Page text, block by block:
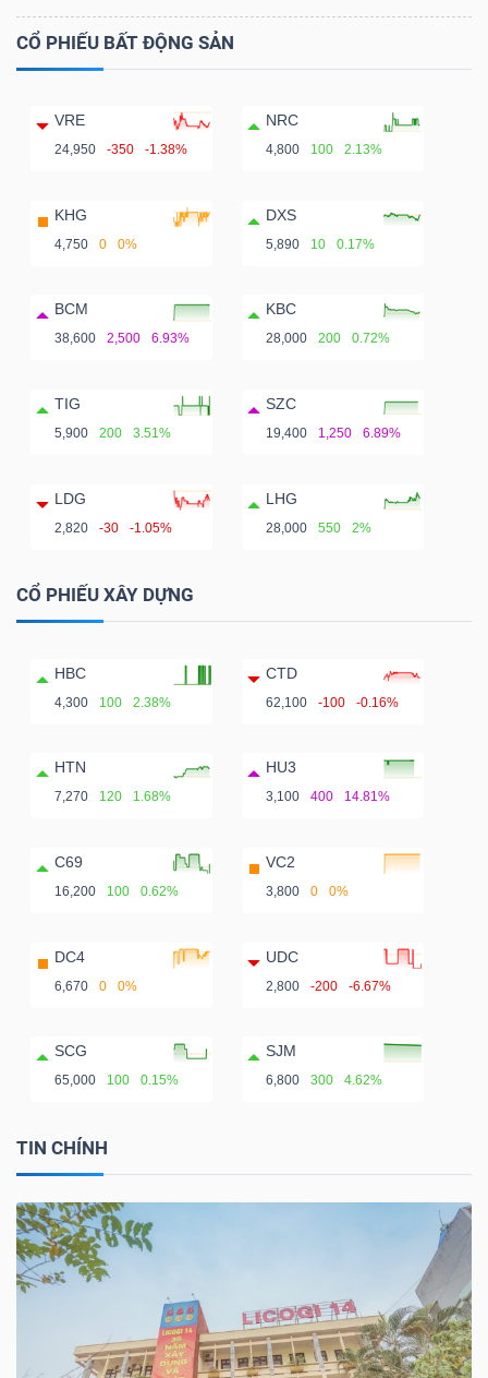
CỔ PHIẾU BẤT ĐỘNG SẢN
VRE
24,950 -350 -1.38%
NRC
4,800 100 2.13%
KHG
4,750 0 0%
DXS
5,890 10 0.17%
BCM
38,600 2,500 6.93%
KBC
28,000 200 0.72%
TIG
5,900 200 3.51%
SZC
19,400 1,250 6.89%
LDG
2,820 -30 -1.05%
LHG
28,000 550 2%
CỔ PHIẾU XÂY DỰNG
HBC
4,300 100 2.38%
CTD
62,100 -100 -0.16%
HTN
7,270 120 1.68%
HU3
3,100 400 14.81%
C69
16,200 100 0.62%
VC2
3,800 0 0%
DC4
6,670 0 0%
UDC
2,800 -200 -6.67%
SCG
65,000 100 0.15%
SJM
6,800 300 4.62%
TIN CHÍNH